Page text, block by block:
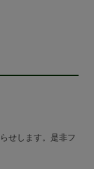
せします。是非フ